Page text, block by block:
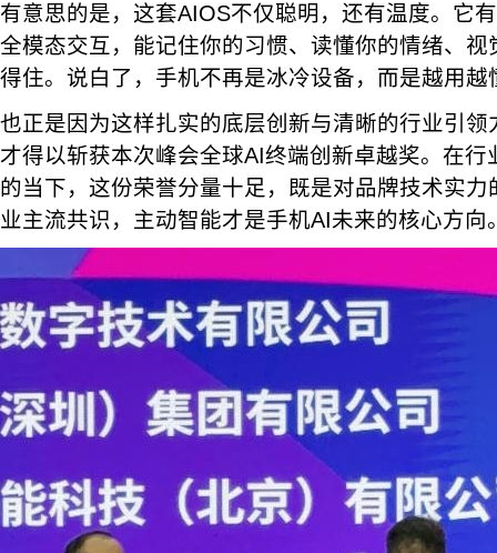
有意思的是，这套AIOS不仅聪明，还有温度。它
全模态交互，能记住你的习惯、读懂你的情绪、
得住。说白了，手机不再是冰冷设备，而是越用越
也正是因为这样扎实的底层创新与清晰的行业引领
才得以斩获本次峰会全球AI终端创新卓越奖。在行
的当下，这份荣誉分量十足，既是对品牌技术实
业主流共识，主动智能才是手机AI未来的核心方向